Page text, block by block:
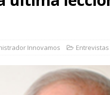
Innovamos Entrevistas